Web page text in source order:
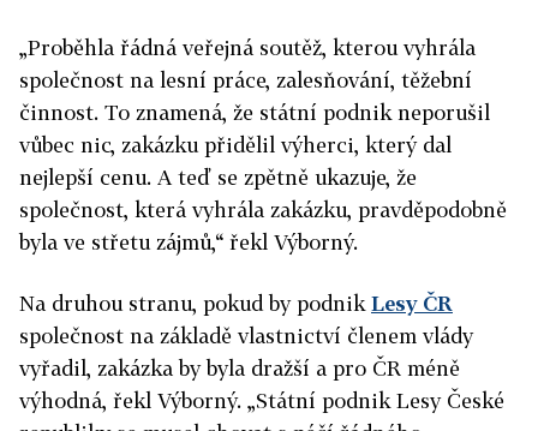
„Proběhla řádná veřejná soutěž, kterou vyhrála
společnost na lesní práce, zalesňování, těžební
činnost. To znamená, že státní podnik neporušil
vůbec nic, zakázku přidělil výherci, který dal
nejlepší cenu. A teď se zpětně ukazuje, že
společnost, která vyhrála zakázku, pravděpodobně
byla ve střetu zájmů,“ řekl Výborný.
Na druhou stranu, pokud by podnik Lesy ČR
společnost na základě vlastnictví členem vlády
vyřadil, zakázka by byla dražší a pro ČR méně
výhodná, řekl Výborný. „Státní podnik Lesy České